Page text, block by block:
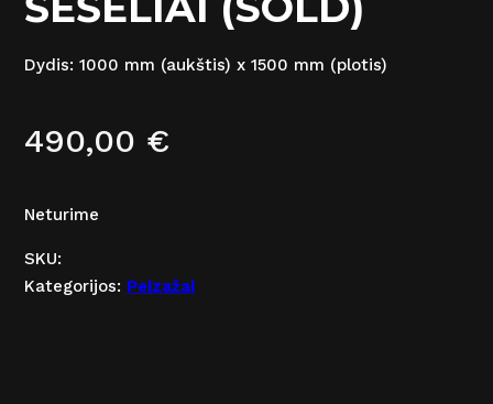
Dydis: 1000 mm (aukštis) x 1500 mm (plotis)
490,00 €
Neturime
SKU:
Kategorijos: Peizažai